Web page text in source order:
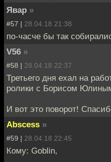
Явар »
#57 | 28.04.18 21:38
по-часче бы так
V56 »
#58 | 28.04.18 22:37
Третьего дня ехал на
ролики с Борисом
И вот это поворот!
Abscess »
#59 | 28.04.18 22:45
Кому: Goblin,